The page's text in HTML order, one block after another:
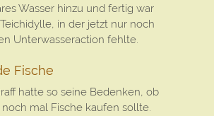
Wasser hinzu und fertig war
in der jetzt nur noch
Unterwasseraction fehlte.
Fische
hatte so seine Bedenken, ob
mal Fische kaufen sollte.